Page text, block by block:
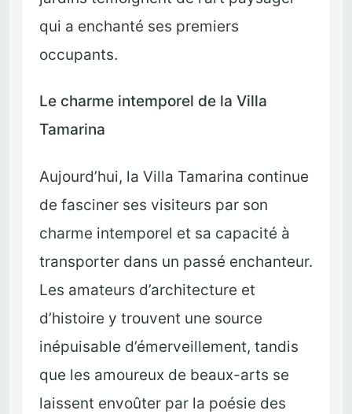
qui a enchanté ses premiers
occupants.
Le charme intemporel de la Villa
Tamarina
Aujourd’hui, la Villa Tamarina continue
de fasciner ses visiteurs par son
charme intemporel et sa capacité à
transporter dans un passé enchanteur.
Les amateurs d’architecture et
d’histoire y trouvent une source
inépuisable d’émerveillement, tandis
que les amoureux de beaux-arts se
laissent envoûter par la poésie des